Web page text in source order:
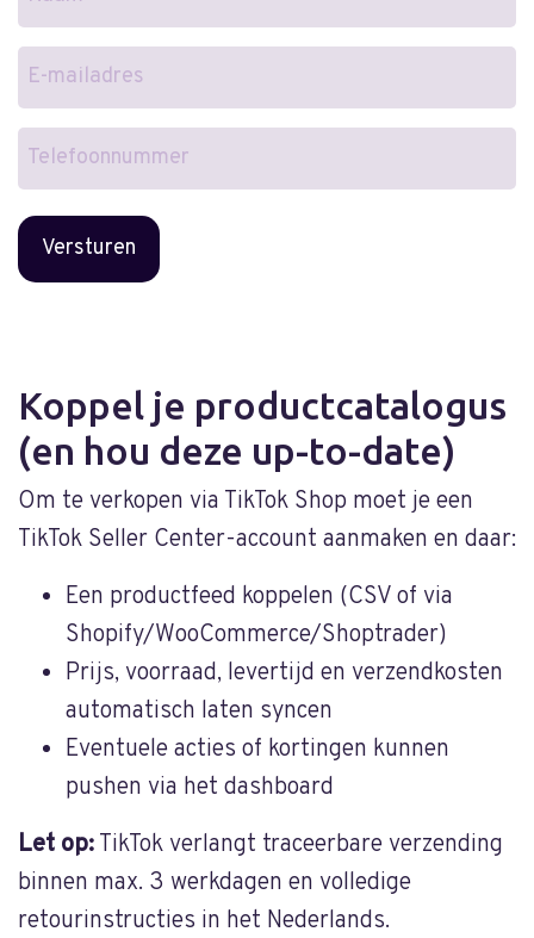
E-
mailadres
Telefoonnummer
Koppel je productcatalogus
(en hou deze up-to-date)
Om te verkopen via TikTok Shop moet je een
TikTok Seller Center-account aanmaken en daar:
Een productfeed koppelen (CSV of via
Shopify/WooCommerce/Shoptrader)
Prijs, voorraad, levertijd en verzendkosten
automatisch laten syncen
Eventuele acties of kortingen kunnen
pushen via het dashboard
Let op:TikTok verlangt traceerbare verzending
binnen max. 3 werkdagen en volledige
retourinstructies in het Nederlands.